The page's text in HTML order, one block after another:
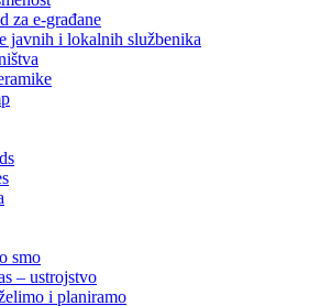
za e-građane
javnih i lokalnih službenika
smo
– ustrojstvo
i planiramo